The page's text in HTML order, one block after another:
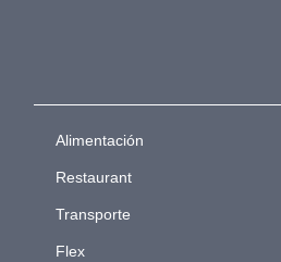
Alimentación
Restaurant
Transporte
Flex